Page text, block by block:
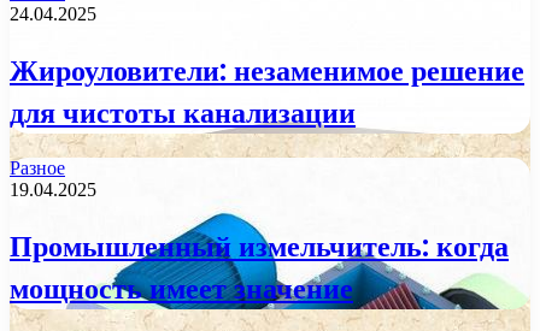
24.04.2025
Жироуловители: незаменимое решение
для чистоты канализации
Разное
19.04.2025
Промышленный измельчитель: когда
мощность имеет значение